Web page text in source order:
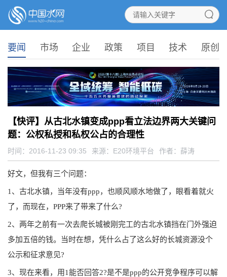
要闻 市场 企业 政策 项目 技术 原创
【快评】从古北水镇变成ppp看立法边界两大关键问
题：公权私授和私权公占的合理性
时间：2016-11-23 09:35 来源： E20环境平台 作者：薛涛
好文，但我有三个问题：
1、古北水镇，当年没有ppp，也顺风顺水地做了，眼看着就火
了，而现在，PPP来了带来了什么?
2、两年之前有一次去爬长城被刚完工的古北水镇挡在门外强迫
多加五倍的钱。当时在想，凭什么占了这么好的长城资源没个
公示和征求意见?
3、现在来看，用1能否回答2?是不是ppp的公开竞争程序可以解